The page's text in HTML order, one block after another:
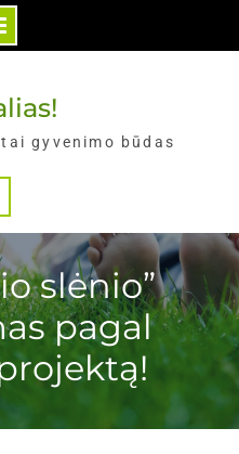
gyvenimo būdas
slėnio”
pagal